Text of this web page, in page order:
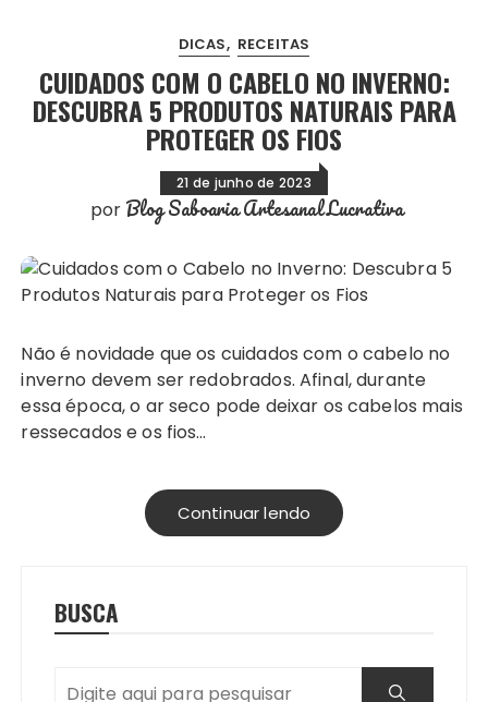
DICAS RECEITAS
CUIDADOS COM O CABELO NO INVERNO:
DESCUBRA 5 PRODUTOS NATURAIS PARA
PROTEGER OS FIOS
21 de junho de 2023
por Blog Saboaria Artesanal Lucrativa
Não é novidade que os cuidados com o cabelo no
inverno devem ser redobrados. Afinal, durante
essa época, o ar seco pode deixar os cabelos mais
ressecados e os fios…
Continuar lendo
BUSCA